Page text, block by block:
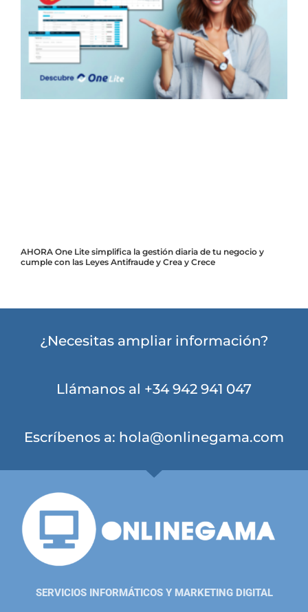
AHORA One Lite simplifica la gestión diaria de tu negocio y
cumple con las Leyes Antifraude y Crea y Crece
¿Necesitas ampliar información?
Llámanos al +34 942 941 047
Escríbenos a: hola@onlinegama.com
SERVICIOS INFORMÁTICOS Y MARKETING DIGITAL